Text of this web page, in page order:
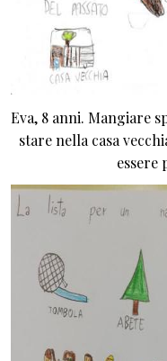
Eva, 8 anni. Mangiare
stare nella casa
essere